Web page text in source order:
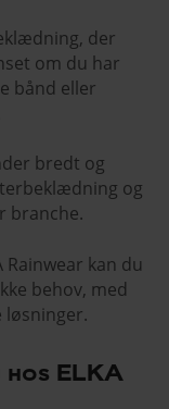
der
om du har
bånd eller
bredt og
og
branche.
Rainwear kan du
behov, med
løsninger.
ELKA